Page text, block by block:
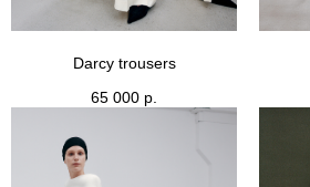
Darcy trousers
65 000 р.